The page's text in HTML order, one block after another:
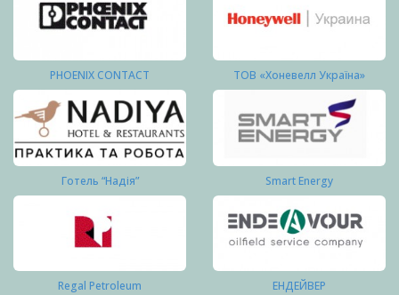
PHOENIX CONTACT ТОВ «Хоневелл Україна»
Готель “Надія” Smart Energy
Regal Petroleum ЕНДЕЙВЕР